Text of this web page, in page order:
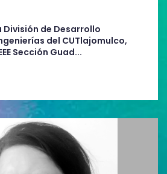
División de Desarrollo
del CUTlajomulco,
Sección Guad...